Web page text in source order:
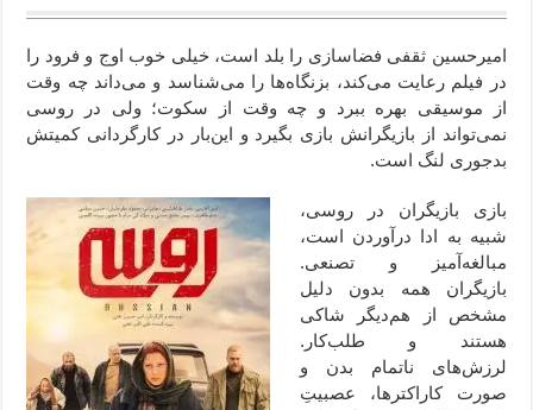
امیرحسین ثقفی فضاسازی را بلد است، خیلی خوب اوج و فرود را
در فیلم رعایت می‌کند، بزنگاه‌ها را می‌شناسد و می‌داند چه وقت
از موسیقی بهره ببرد و چه وقت از سکوت؛ ولی در روسی
نمی‌تواند از بازیگرانش بازی بگیرد و این‌بار در کارگردانی کمیتش
بدجوری لنگ است.
بازی بازیگران در روسی،
شبیه به ادا درآوردن است،
مبالغه‌آمیز و تصنعی.
بازیگران همه بدون دلیل
مشخص از هم‌دیگر شاکی
هستند و طلب‌کار.
لرزش‌های ناتمام بدن و
صورت کاراکترها، عصبیتِ